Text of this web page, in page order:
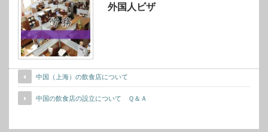
外国人ビザ
中国（上海）の飲食店について
中国の飲食店の設立について Ｑ＆Ａ